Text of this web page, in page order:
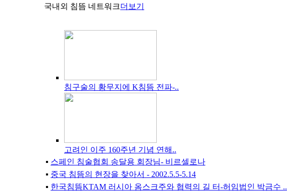
국내외 침뜸 네트워크더보기
침구술의 황무지에 K침뜸 전파-..
고려인 이주 160주년 기념 연해..
▪ 스페인 침술협회 송달용 회장님- 비르셀로나
▪ 중국 침뜸의 현장을 찾아서 - 2002.5.5-5.14
▪ 한국침뜸KTAM 러시아 옴스크주와 협력의 길 터-허임법인 박금수 ..